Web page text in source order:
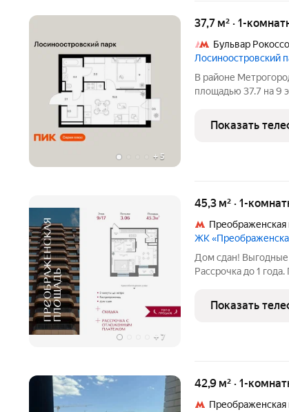
+ 5
37,7 м² · 1-
Бульвар
Лосиноостровский
В районе
площадью 37.7 на 9
12 минут пешком
Рокоссовского». 3
Показать
+ 7
45,3 м² · 1-
ЖК
Дом сдан! Выгодные
Рассрочка до 1
жилом комплексе
класса на первой
Показать
42,9 м² · 1-